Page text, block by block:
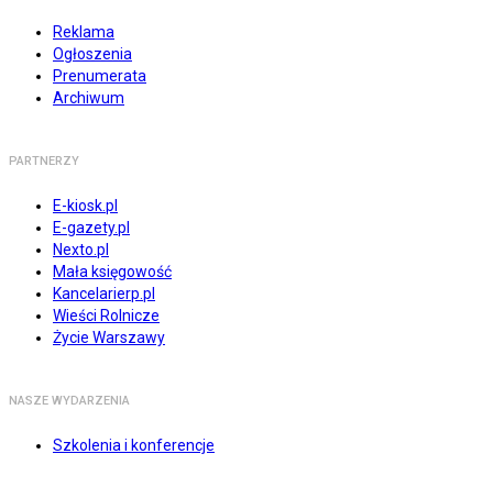
Reklama
Ogłoszenia
Prenumerata
Archiwum
PARTNERZY
E-kiosk.pl
E-gazety.pl
Nexto.pl
Mała księgowość
Kancelarierp.pl
Wieści Rolnicze
Życie Warszawy
NASZE WYDARZENIA
Szkolenia i konferencje